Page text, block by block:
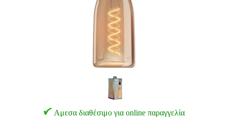
Αμεσα διαθέσιμο για online παραγγελία